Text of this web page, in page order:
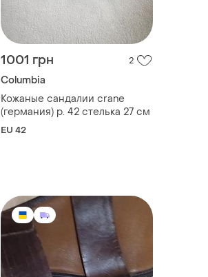
1001 грн 2
Columbia
Кожаные сандалии crane
(германия) р. 42 стелька 27 см
EU 42